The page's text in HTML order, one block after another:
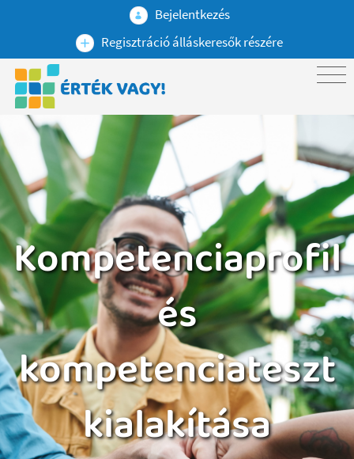
Bejelentkezés
Regisztráció álláskeresők részére
Kompetenciaprofil
és
kompetenciateszt
kialakítása